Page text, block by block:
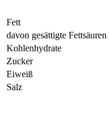
Fett
davon gesättigte Fettsäuren
Kohlenhydrate
Zucker
Eiweiß
Salz